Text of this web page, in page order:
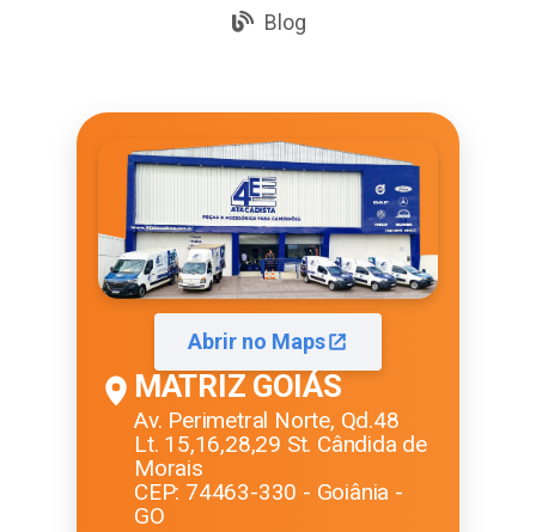
Blog
Abrir no Maps
MATRIZ GOIÁS
Av. Perimetral Norte, Qd.48
Lt. 15,16,28,29 St. Cândida de
Morais
CEP: 74463-330 - Goiânia -
GO